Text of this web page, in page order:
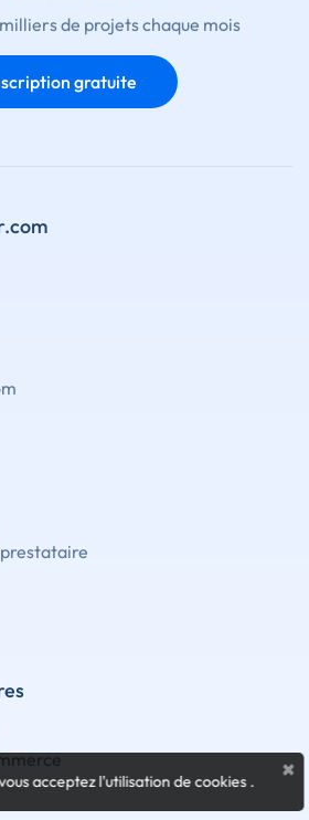
de projets chaque mois
gratuite
×
acceptez l'utilisation de cookies.